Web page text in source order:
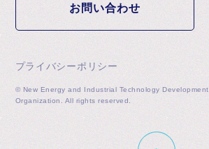
お問い合わせ
プライバシーポリシー
© New Energy and Industrial Technology Development
Organization. All rights reserved.